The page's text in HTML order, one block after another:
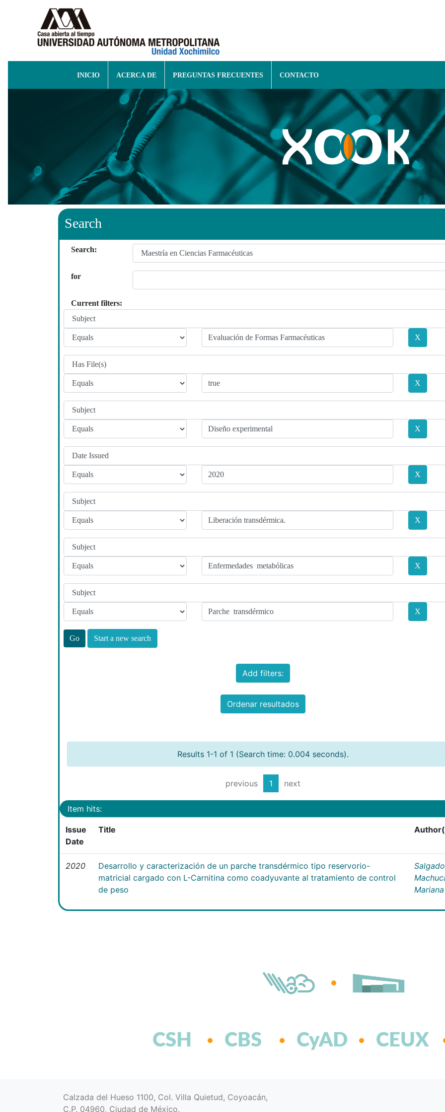
INICIO ACERCA DE PREGUNTAS FRECUENTES CONTACTO
Search
Search:
for
Current filters:
Start a new search
Add filters:
Ordenar resultados
Results 1-1 of 1 (Search time: 0.004 seconds).
previous 1 next
Item hits:
Issue
Date
Title
2020
Desarrollo y caracterización de un parche transdérmico tipo reservorio-
matricial cargado con L-Carnitina como coadyuvante al tratamiento de control
de peso
Salgado
Mariana
CSH CBS CyAD CEUX
Calzada del Hueso 1100, Col. Villa Quietud, Coyoacán,
C.P. 04960, Ciudad de México.